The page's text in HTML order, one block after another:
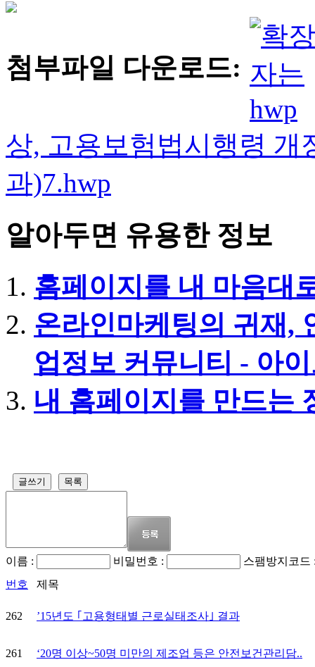
첨부파일 다운로드:
상, 고용보험법시행령 개
과)7.hwp
알아두면 유용한 정보
홈페이지를 내 마음대
온라인마케팅의 귀재,
업정보 커뮤니티 - 아
내 홈페이지를 만드는
글쓰기 목록
이름 : 비밀번호 :
스팸방지코드
번호
제목
262 ’15년도 ｢고용형태별 근로실태조사｣ 결과
261 ‘20명 이상~50명 미만의 제조업 등은 안전보건관리담..